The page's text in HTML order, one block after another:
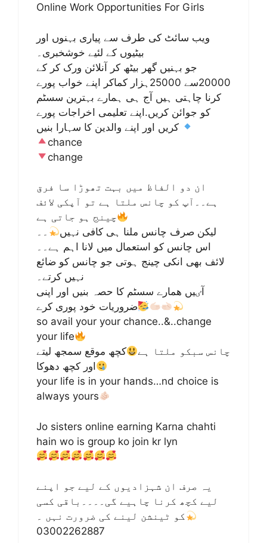
Online Work Opportunities For Girls
ویب سائٹ کی طرف سے پیاری بہنوں اور
بیٹیوں کے لئیے خوشخبری۔
جو بہنیں گھر بیٹھ کر آنلائن ورک کر کے
20000سے 25000ہزار کماکر اپنے خواب پورے
کرنا چاہتی ہیں آج ہی ہمارے بہترین سسٹم
کو جوائن کریں.اپنے تعلیمی اخراجات پورے
chance
change
ان دو الفاظ میں بہت تھوڑا سا فرق
ہے۔۔آپ کو چانس ملتا ہے تو آپکی لائف
چینج ہو جاتی ہے
لیکن صرف چانس ملنا ہی کافی نہیں
۔۔
اس چانس کو استعمال میں لانا اہم ہے۔۔
لائف بھی انکی چینج ہوتی جو چانس کو ضائع
نہیں کرتے۔
آٸیں ھمارے سسٹم کا حصہ بنیں اور اپنی
ضروریات خود پوری کرے
so avail your your chance..&..change
your life
چانس سبکو ملتا ہے
کچھ موقع سمجھ لیتے
اور کچھ دھوکا
your life is in your hands…nd choice is
always yours
Jo sisters online earning Karna chahti
hain wo is group ko join kr lyn
یہ صرف ان شہزادیوں کے لیے جو اپنے
لیے کچھ کرنا چاہیے گی۔۔۔۔باقی کسی
کو ٹینشن لینے کی ضرورت نہں ۔
03002262887